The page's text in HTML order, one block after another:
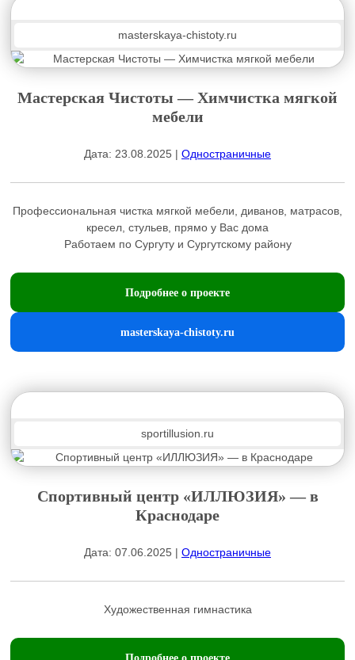
masterskaya-chistoty.ru
Мастерская Чистоты — Химчистка мягкой
мебели
Дата: 23.08.2025 | Одностраничные
Профессиональная чистка мягкой мебели, диванов, матрасов,
кресел, стульев, прямо у Вас дома
Работаем по Сургуту и Сургутскому району
Подробнее о проекте
masterskaya-chistoty.ru
sportillusion.ru
Спортивный центр «ИЛЛЮЗИЯ» — в
Краснодаре
Дата: 07.06.2025 | Одностраничные
Художественная гимнастика
Подробнее о проекте